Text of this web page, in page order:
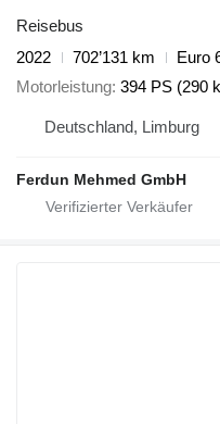
Reisebus
2022
702’131 km
Euro
Motorleistung 394 PS (290
Deutschland, Limburg
Ferdun Mehmed GmbH